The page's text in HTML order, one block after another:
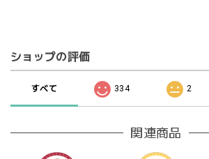
ショップの評価
すべて 334 2
関連商品